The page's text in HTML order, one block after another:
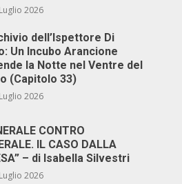
2026
dell’Ispettore Di
Un Incubo Arancione
la Notte nel Ventre del
(Capitolo 33)
2026
CONTRO
IL CASO DALLA
– di Isabella Silvestri
2026